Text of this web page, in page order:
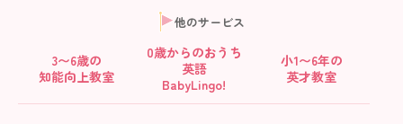
他のサービス
3〜6歳の
知能向上教室
0歳からのおうち
英語
BabyLingo!
小1〜6年の
英才教室